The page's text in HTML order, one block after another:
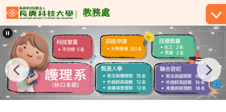
跳
到
主
要
內
容
區
教務處